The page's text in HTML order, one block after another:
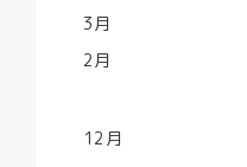
3月
2月
12月